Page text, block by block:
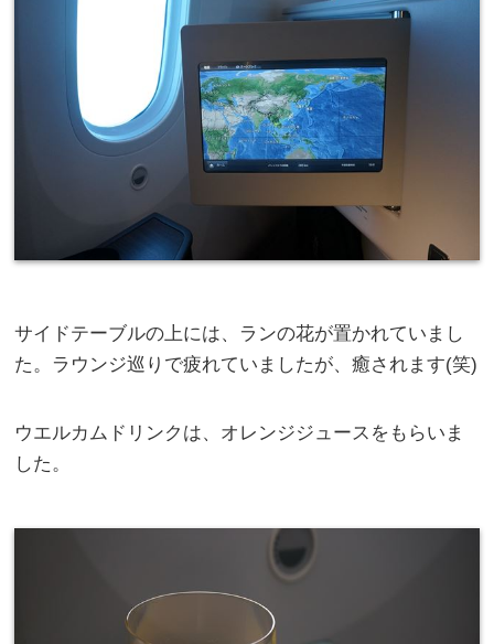
サイドテーブルの上には、ランの花が置かれていまし
た。ラウンジ巡りで疲れていましたが、癒されます(笑)
ウエルカムドリンクは、オレンジジュースをもらいま
した。